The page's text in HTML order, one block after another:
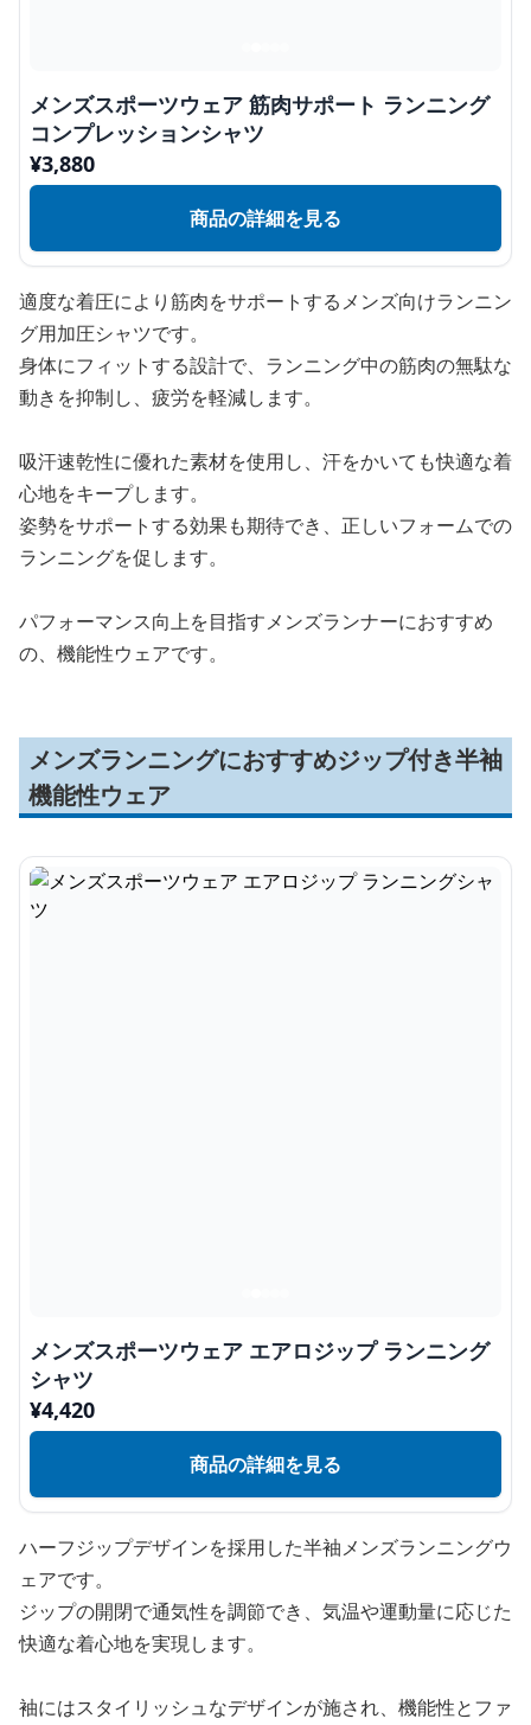
メンズスポーツウェア 筋肉サポート ランニング
コンプレッションシャツ
¥3,880
商品の詳細を見る
適度な着圧により筋肉をサポートするメンズ向けランニン
グ用加圧シャツです。
身体にフィットする設計で、ランニング中の筋肉の無駄な
動きを抑制し、疲労を軽減します。
吸汗速乾性に優れた素材を使用し、汗をかいても快適な着
心地をキープします。
姿勢をサポートする効果も期待でき、正しいフォームでの
ランニングを促します。
パフォーマンス向上を目指すメンズランナーにおすすめ
の、機能性ウェアです。
メンズランニングにおすすめジップ付き半袖
機能性ウェア
メンズスポーツウェア エアロジップ ランニング
シャツ
¥4,420
商品の詳細を見る
ハーフジップデザインを採用した半袖メンズランニングウ
ェアです。
ジップの開閉で通気性を調節でき、気温や運動量に応じた
快適な着心地を実現します。
袖にはスタイリッシュなデザインが施され、機能性とファ